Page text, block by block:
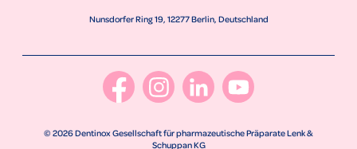
Nunsdorfer Ring 19, 12277 Berlin, Deutschland
© 2026 Dentinox Gesellschaft für pharmazeutische Präparate Lenk &
Schuppan KG